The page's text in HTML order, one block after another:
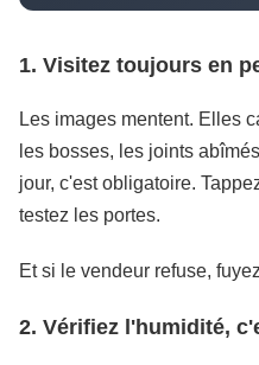
1. Visitez toujours en
Les images mentent. Elles
les bosses, les joints
jour, c'est obligatoire.
testez les portes.
Et si le vendeur refuse,
2. Vérifiez l'humidité,